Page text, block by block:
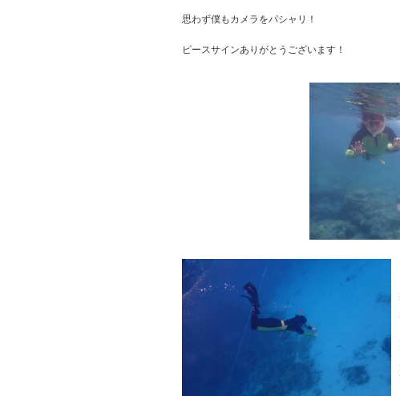
思わず僕もカメラをパシャリ！
ピースサインありがとうございます！